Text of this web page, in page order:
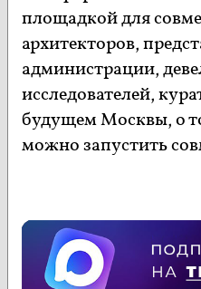
площадкой для
архитекторов,
администрации,
исследователей,
будущем Москвы, о
можно запустить